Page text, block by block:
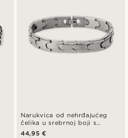
Narukvica od nehrđajućeg
čelika u srebrnoj boji s
preklopnom kopčom
44,95 €